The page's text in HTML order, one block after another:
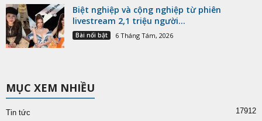
Biệt nghiệp và cộng nghiệp từ phiên
livestream 2,1 triệu người...
Bài nổi bật 6 Tháng Tám, 2026
MỤC XEM NHIỀU
Tin tức 17912